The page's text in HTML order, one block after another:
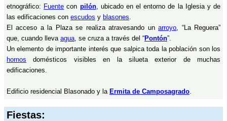
etnográfico: Fuente con pilón, ubicado en el entorno de la Iglesia y de
las edificaciones con escudos y blasones
El acceso a la Plaza se realiza atravesando unarroyo , “La Reguera”
que, cuando lleva agua , se cruza a través del “Pontón”.
Un elemento de importante interés que salpica toda la población son los
hornos domésticos visibles en la silueta exterior de muchas
edificaciones.
Edificio residencial Blasonado y la Ermita de Camposagrado
Fiestas: